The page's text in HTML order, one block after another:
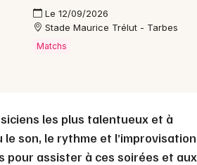
Le 12/09/2026
Stade Maurice Trélut - Tarbes
Matchs
les plus talentueux et à
son, le rythme et l’improvisation
pour assister à ces soirées et aux